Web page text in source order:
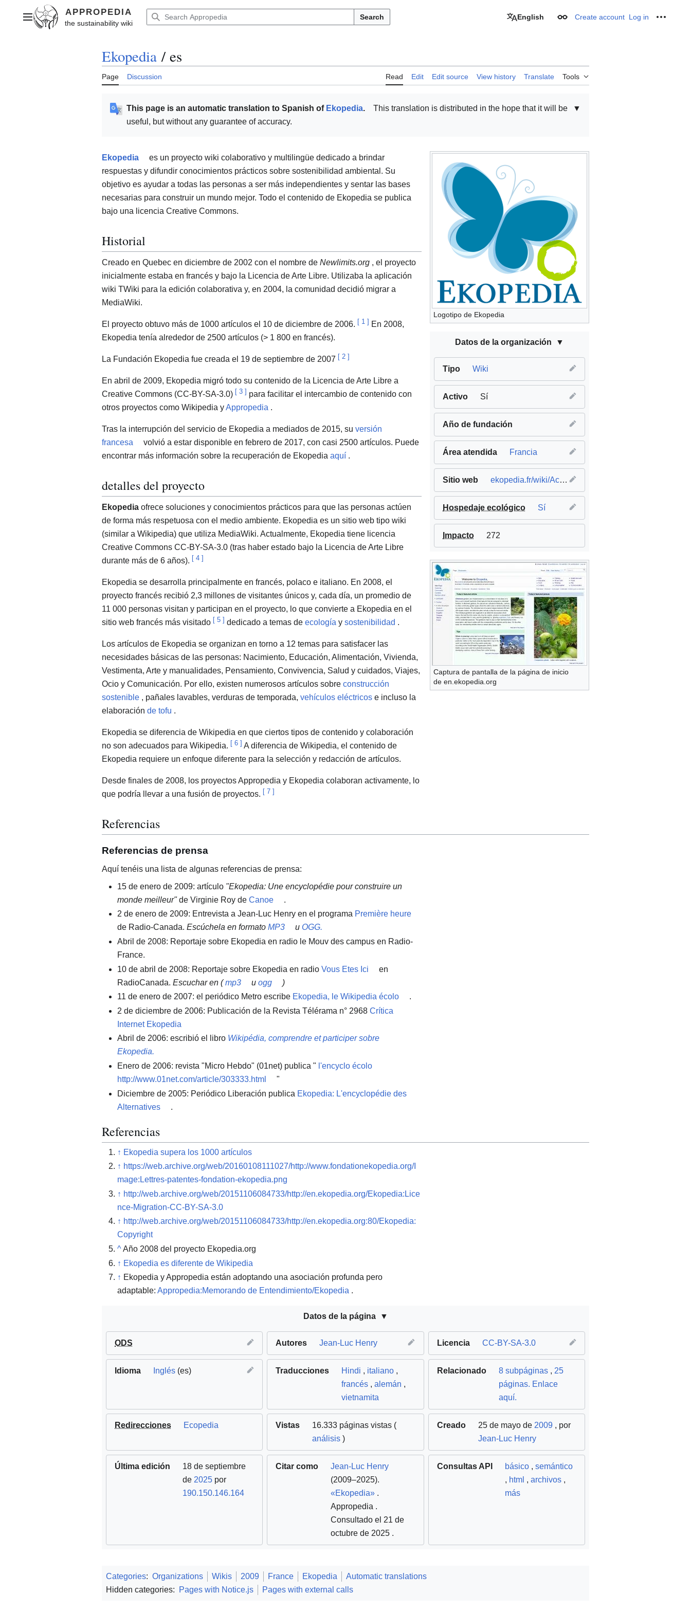
contentMain menu Search English Appearance
Create account Log in
Ekopedia / es
Page Discussion Read Edit Edit source View history Translate Tools
▼
This page is an automatic translation to Spanish of Ekopedia.
This translation is distributed in the hope that it will be
useful, but without any guarantee of accuracy.
Logotipo de Ekopedia
Datos de la organización
Tipo Wiki
Activo Sí
Año de fundación
Área atendida Francia
Sitio web ekopedia.fr/wiki/Accueil
Hospedaje ecológico Sí
Impacto 272
Captura de pantalla de la página de inicio
de en.ekopedia.org
Ekopedia
es un proyecto wiki colaborativo y multilingüe dedicado a brindar
respuestas y difundir conocimientos prácticos sobre sostenibilidad ambiental. Su
objetivo es ayudar a todas las personas a ser más independientes y sentar las bases
necesarias para construir un mundo mejor. Todo el contenido de Ekopedia se publica
bajo una licencia Creative Commons.
Historial
Creado en Quebec en diciembre de 2002 con el nombre de Newlimits.org , el proyecto
inicialmente estaba en francés y bajo la Licencia de Arte Libre. Utilizaba la aplicación
wiki TWiki para la edición colaborativa y, en 2004, la comunidad decidió migrar a
MediaWiki.
El proyecto obtuvo más de 1000 artículos el 10 de diciembre de 2006. [ 1 ] En 2008,
Ekopedia tenía alrededor de 2500 artículos (> 1 800 en francés).
La Fundación Ekopedia fue creada el 19 de septiembre de 2007 [ 2 ]
En abril de 2009, Ekopedia migró todo su contenido de la Licencia de Arte Libre a
Creative Commons (CC-BY-SA-3.0) [ 3 ] para facilitar el intercambio de contenido con
otros proyectos como Wikipedia yAppropedia .
Tras la interrupción del servicio de Ekopedia a mediados de 2015, su versión
francesa
volvió a estar disponible en febrero de 2017, con casi 2500 artículos. Puede
encontrar más información sobre la recuperación de Ekopedia aquí .
detalles del proyecto
Ekopedia ofrece soluciones y conocimientos prácticos para que las personas actúen
de forma más respetuosa con el medio ambiente. Ekopedia es un sitio web tipo wiki
(similar a Wikipedia) que utiliza MediaWiki. Actualmente, Ekopedia tiene licencia
Creative Commons CC-BY-SA-3.0 (tras haber estado bajo la Licencia de Arte Libre
durante más de 6 años). [ 4 ]
Ekopedia se desarrolla principalmente en francés, polaco e italiano. En 2008, el
proyecto francés recibió 2,3 millones de visitantes únicos y, cada día, un promedio de
11 000 personas visitan y participan en el proyecto, lo que convierte a Ekopedia en el
sitio web francés más visitado [ 5 ] dedicado a temas de ecología y sostenibilidad .
Los artículos de Ekopedia se organizan en torno a 12 temas para satisfacer las
necesidades básicas de las personas: Nacimiento, Educación, Alimentación, Vivienda,
Vestimenta, Arte y manualidades, Pensamiento, Convivencia, Salud y cuidados, Viajes,
Ocio y Comunicación. Por ello, existen numerosos artículos sobre construcción
sostenible , pañales lavables, verduras de temporada, vehículos eléctricos e incluso la
elaboración de tofu .
Ekopedia se diferencia de Wikipedia en que ciertos tipos de contenido y colaboración
no son adecuados para Wikipedia. [ 6 ] A diferencia de Wikipedia, el contenido de
Ekopedia requiere un enfoque diferente para la selección y redacción de artículos.
Desde finales de 2008, los proyectos Appropedia y Ekopedia colaboran activamente, lo
que podría llevar a una fusión de proyectos. [ 7 ]
Referencias
Referencias de prensa
Aquí tenéis una lista de algunas referencias de prensa:
15 de enero de 2009: artículo "Ekopedia: Une encyclopédie pour construire un
monde meilleur"de Virginie Roy de Canoe
.
2 de enero de 2009: Entrevista a Jean-Luc Henry en el programa Première heure
de Radio-Canada. Escúchela en formato MP3 u OGG.
Abril de 2008: Reportaje sobre Ekopedia en radio le Mouv des campus en Radio-
France.
10 de abril de 2008: Reportaje sobre Ekopedia en radio Vous Etes Ici
en
RadioCanada. Escuchar en (mp3 u ogg
)
11 de enero de 2007: el periódico Metro escribe Ekopedia, le Wikipedia écolo
.
2 de diciembre de 2006: Publicación de la Revista Télérama n° 2968 Crítica
Internet Ekopedia
Abril de 2006: escribió el libro Wikipédia, comprendre et participer sobre
Ekopedia.
Enero de 2006: revista "Micro Hebdo" (01net) publica " l'encyclo écolo
http://www.01net.com/article/303333.html
"
Diciembre de 2005: Periódico Liberación publica Ekopedia: L'encyclopédie des
Alternatives
.
Referencias
↑ Ekopedia supera los 1000 artículos
↑ https://web.archive.org/web/20160108111027/http://www.fondationekopedia.org/I
mage:Lettres-patentes-fondation-ekopedia.png
↑ http://web.archive.org/web/20151106084733/http://en.ekopedia.org/Ekopedia:Lice
nce-Migration-CC-BY-SA-3.0
↑ http://web.archive.org/web/20151106084733/http://en.ekopedia.org:80/Ekopedia:
Copyright
^Año 2008 del proyecto Ekopedia.org
↑ Ekopedia es diferente de Wikipedia
↑ Ekopedia y Appropedia están adoptando una asociación profunda pero
adaptable: Appropedia:Memorando de Entendimiento/Ekopedia .
Datos de la página
ODS Autores Jean-Luc Henry Licencia CC-BY-SA-3.0
Idioma Inglés (es) Traducciones Hindi , italiano ,
francés ,alemán ,
vietnamita
Relacionado 8 subpáginas, 25
páginas. Enlace
aquí.
Redirecciones Ecopedia Vistas
16.333 páginas vistas (
análisis )
Creado 25 de mayo de 2009, por
Jean-Luc Henry
Última edición
18 de septiembre
de 2025 por
190.150.146.164
Citar como
Jean-Luc Henry
(2009–2025).
«Ekopedia» .
Appropedia .
Consultado el 21 de
octubre de 2025 .
Consultas API básico, semántico
, html , archivos,
más
Categories: Organizations Wikis 2009 France Ekopedia
Automatic translations
Hidden categories:
Pages with Notice.js Pages with external calls